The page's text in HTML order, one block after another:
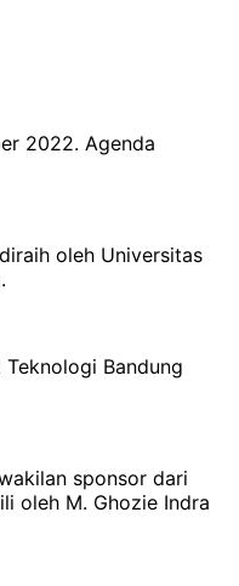
2022. Agenda
oleh Universitas
Bandung
sponsor dari
oleh M. Ghozie Indra